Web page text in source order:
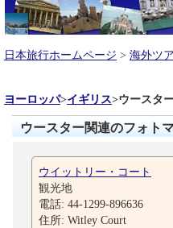
日本旅行ホームページ > 海外ツ
ヨーロッパ>イギリス>ウースタ
ウースター関連のフォト
ウイットリー・コート
観光地
電話: 44-1299-896636
住所: Witley Court